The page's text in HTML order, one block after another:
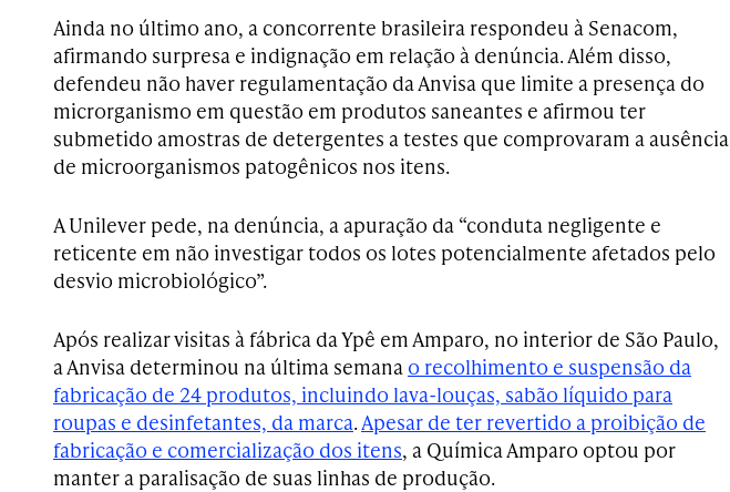
Ainda no último ano, a concorrente brasileira respondeu à Senacom,
afirmando surpresa e indignação em relação à denúncia. Além disso,
defendeu não haver regulamentação da Anvisa que limite a presença do
microrganismo em questão em produtos saneantes e afirmou ter
submetido amostras de detergentes a testes que comprovaram a ausência
de microorganismos patogênicos nos itens.
A Unilever pede, na denúncia, a apuração da “conduta negligente e
reticente em não investigar todos os lotes potencialmente afetados pelo
desvio microbiológico”.
Após realizar visitas à fábrica da Ypê em Amparo, no interior de São Paulo,
a Anvisa determinou na última semana o recolhimento e suspensão da
fabricação de 24 produtos, incluindo lava-louças, sabão líquido para
roupas e desinfetantes, da marca.Apesar de ter revertido a proibição de
fabricação e comercialização dos itens, a Química Amparo optou por
manter a paralisação de suas linhas de produção.